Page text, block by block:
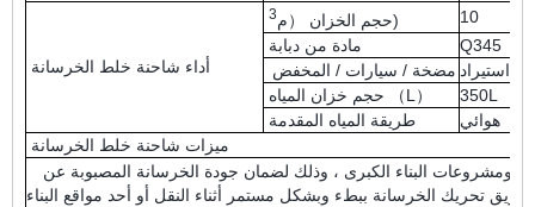
أداء شاحنة خلط الخرسانة
حجم الخزان （م3 )
10
مادة من دبابة
Q345
مضخة / سيارات / المخفض استيراد
حجم خزان المياه （L）
350L
طريقة المياه المقدمة
هوائي